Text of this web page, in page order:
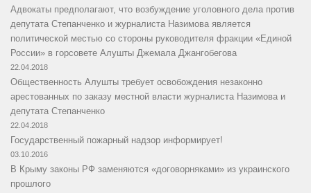
Адвокаты предполагают, что возбуждение уголовного дела против
депутата Степанченко и журналиста Назимова является
политической местью со стороны руководителя фракции «Единой
России» в горсовете Алушты Джемала Джангобегова
22.04.2018
Общественность Алушты требует освобождения незаконно
арестованных по заказу местной власти журналиста Назимова и
депутата Степанченко
22.04.2018
Государственный пожарный надзор информирует!
03.10.2016
В Крыму законы РФ заменяются «договорняками» из украинского
прошлого